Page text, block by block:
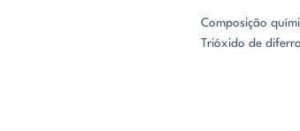
Composição
Trióxido de